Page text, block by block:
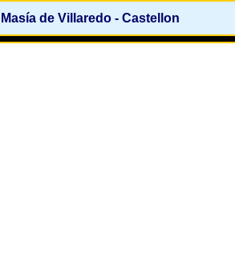
Masía de Villaredo - Castellon